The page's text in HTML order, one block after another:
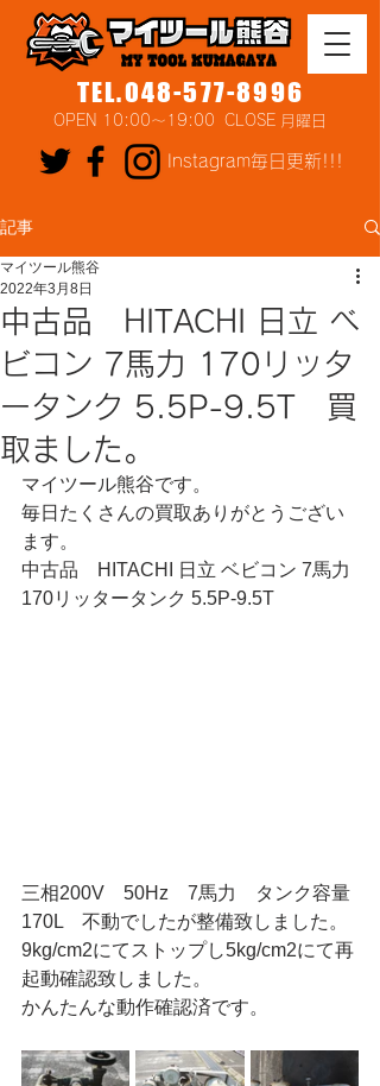
TEL.048-577-8996
OPEN 10:00～19:00 CLOSE 月曜日
Instagram毎日更新!!!
記事
中古品 HITACHI 日立 ベ
ビコン 7馬力 170リッタ
ータンク 5.5P-9.5T 買
取ました。
マイツール熊谷
2022年3月8日
マイツール熊谷です。
毎日たくさんの買取ありがとうござい
ます。
中古品　HITACHI 日立 ベビコン 7馬力
170リッタータンク 5.5P-9.5T
三相200V　50Hz　7馬力　タンク容量
170L　不動でしたが整備致しました。
9kg/cm2にてストップし5kg/cm2にて再
起動確認致しました。
かんたんな動作確認済です。